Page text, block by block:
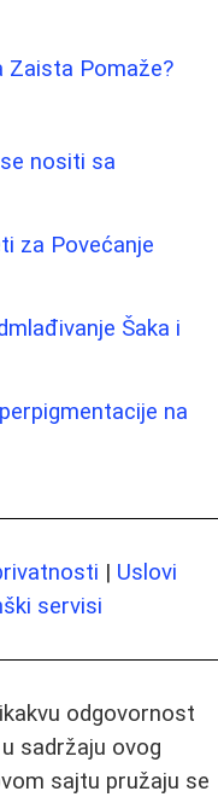
Zaista Pomaže?
nositi sa
za Povećanje
Šaka i
na
| Uslovi
servisi
odgovornost
sadržaju ovog
sajtu pružaju se